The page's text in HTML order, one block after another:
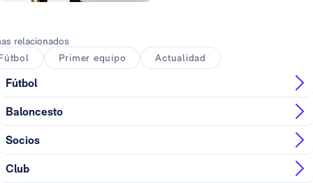
relacionados
Primer equipo Actualidad
Fútbol
Baloncesto
Socios
Club